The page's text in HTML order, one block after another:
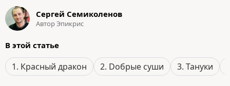
Сергей Семиколенов
Автор Эпикрис
В этой статье
1. Красный дракон 2. Dобрые суши 3. Тануки